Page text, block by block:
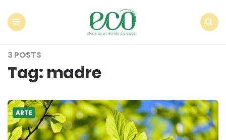
3 POSTS
Tag: madre
ARTE